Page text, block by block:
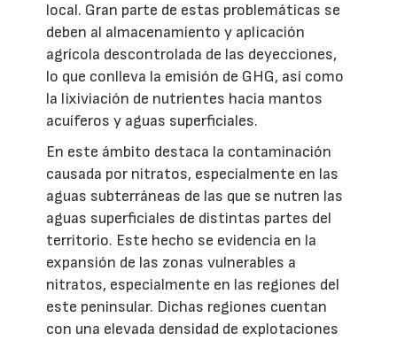
local. Gran parte de estas problemáticas se
deben al almacenamiento y aplicación
agrícola descontrolada de las deyecciones,
lo que conlleva la emisión de GHG, así como
la lixiviación de nutrientes hacia mantos
acuíferos y aguas superficiales.
En este ámbito destaca la contaminación
causada por nitratos, especialmente en las
aguas subterráneas de las que se nutren las
aguas superficiales de distintas partes del
territorio. Este hecho se evidencia en la
expansión de las zonas vulnerables a
nitratos, especialmente en las regiones del
este peninsular. Dichas regiones cuentan
con una elevada densidad de explotaciones